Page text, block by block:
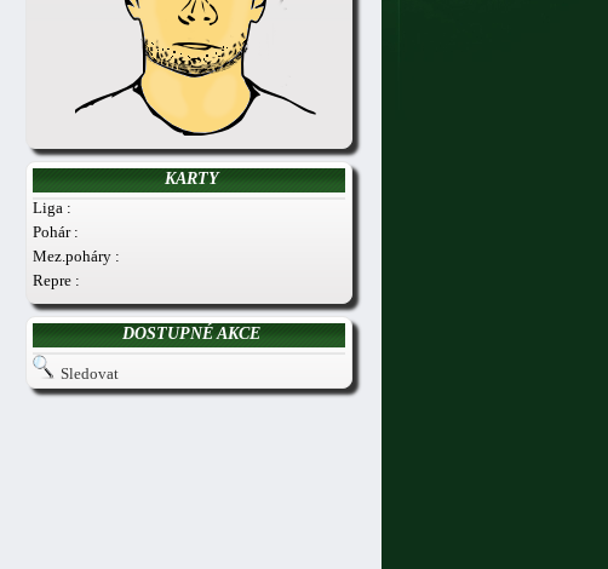
KARTY
Liga :
Pohár :
Mez.poháry :
Repre :
DOSTUPNÉ AKCE
Sledovat